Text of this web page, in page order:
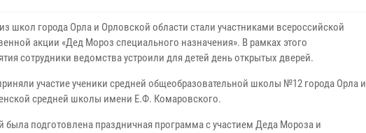
школ города Орла и Орловской области стали участниками всероссийской
акции «Дед Мороз специального назначения». В рамках этого
сотрудники ведомства устроили для детей день открытых дверей.
участие ученики средней общеобразовательной школы №12 города Орла и
средней школы имени Е.Ф. Комаровского.
была подготовлена праздничная программа с участием Деда Мороза и